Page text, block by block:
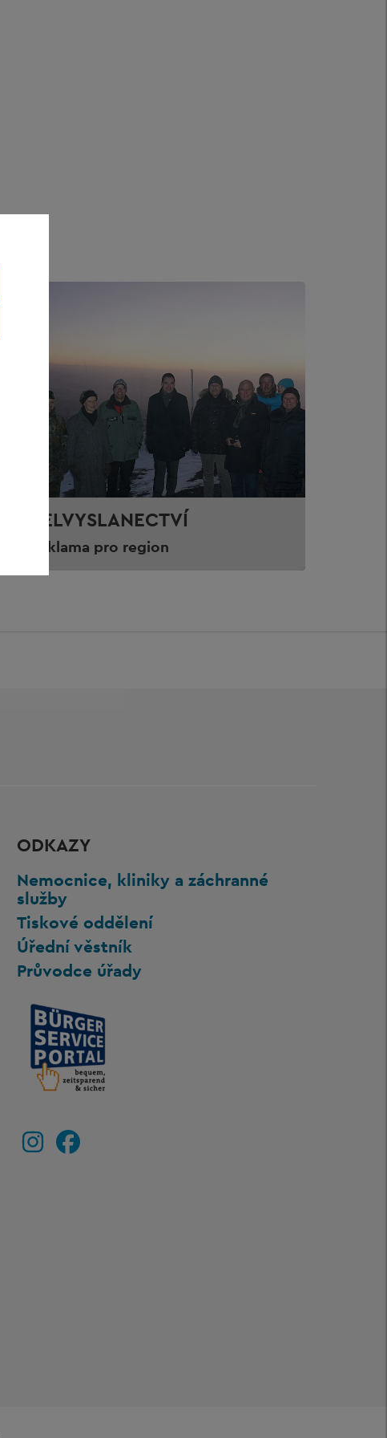
VELVYSLANECTVÍ
Reklama pro region
ODKAZY
Nemocnice, kliniky a záchranné
služby
Tiskové oddělení
Úřední věstník
Průvodce úřady